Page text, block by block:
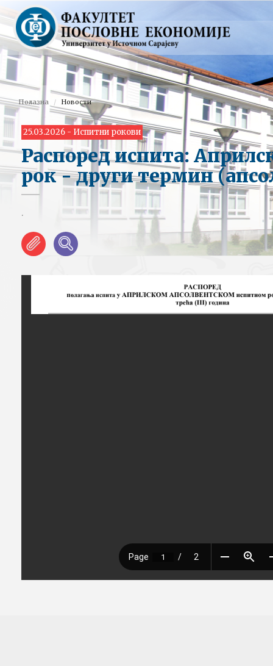
Полазна Новости
25.03.2026 - Испитни рокови
Распоред испита:
рок - други термин
.